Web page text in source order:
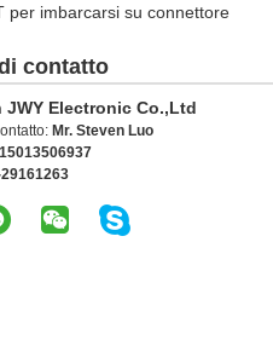
per imbarcarsi su connettore
contatto
JWY Electronic Co.,Ltd
Mr. Steven Luo